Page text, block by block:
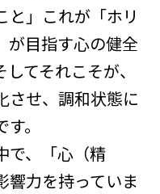
」
これが「ホリ
が目指す心の健全
てそれこそが、
させ、調和状態に
。
で、「心（精
響力を持っていま